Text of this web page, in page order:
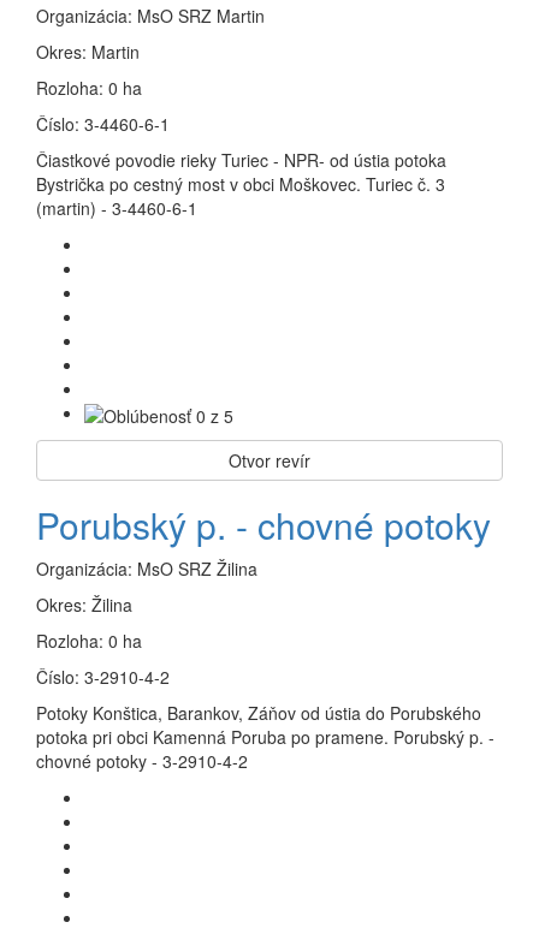
Organizácia: MsO SRZ Martin
Okres: Martin
Rozloha: 0 ha
Číslo: 3-4460-6-1
Čiastkové povodie rieky Turiec - NPR- od ústia potoka
Bystrička po cestný most v obci Moškovec. Turiec č. 3
(martin) - 3-4460-6-1
Otvor revír
Porubský p. - chovné potoky
Organizácia: MsO SRZ Žilina
Okres: Žilina
Rozloha: 0 ha
Číslo: 3-2910-4-2
Potoky Konštica, Barankov, Záňov od ústia do Porubského
potoka pri obci Kamenná Poruba po pramene. Porubský p. -
chovné potoky - 3-2910-4-2